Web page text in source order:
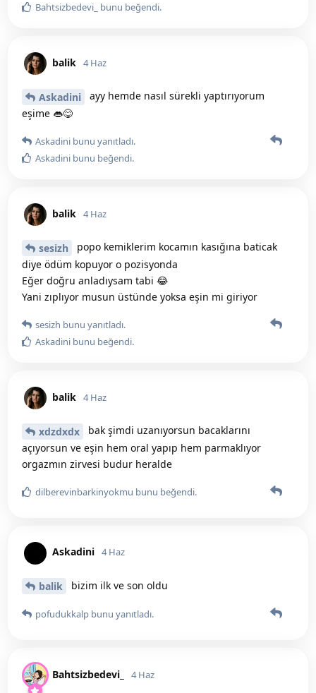
Bahtsizbedevi_ bunu beğendi.
balik 4 Haz
Askadini
ayy hemde nasıl sürekli yaptırıyorum
eşime 👄😋
Askadini bunu yanıtladı.
Askadini bunu beğendi.
balik 4 Haz
sesizh
popo kemiklerim kocamın kasığına baticak
diye ödüm kopuyor o pozisyonda
Eğer doğru anladıysam tabi 😂
Yani zıplıyor musun üstünde yoksa eşin mi giriyor
sesizh bunu yanıtladı.
Askadini bunu beğendi.
balik 4 Haz
xdzdxdx
bak şimdi uzanıyorsun bacaklarını
açıyorsun ve eşin hem oral yapıp hem parmaklıyor
orgazmın zirvesi budur heralde
dilberevinbarkinyokmu bunu beğendi.
Askadini 4 Haz
balik bizim ilk ve son oldu
pofudukkalp bunu yanıtladı.
Bahtsizbedevi_ 4 Haz